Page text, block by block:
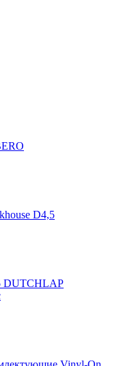
D4,5
DUTCHLAP